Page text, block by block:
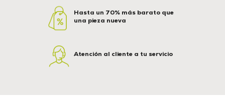
Hasta un 70% más barato que
una pieza nueva
Atención al cliente a tu servicio